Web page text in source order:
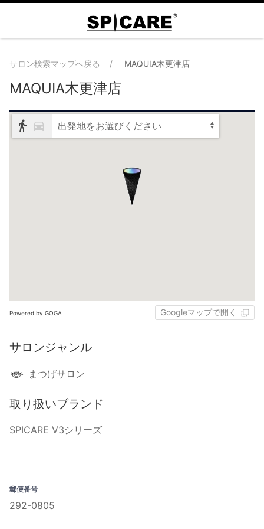
サロン検索マップへ戻る MAQUIA木更津店
MAQUIA木更津店
出発地をお選びください
Powered by GOGA Googleマップで開く
サロンジャンル
まつげサロン
取り扱いブランド
SPICARE V3シリーズ
郵便番号
292-0805